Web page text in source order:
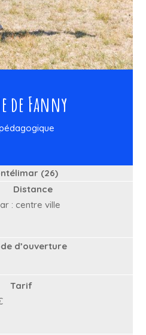
de Fanny
(26)
Distance
: centre ville
d’ouverture
Tarif